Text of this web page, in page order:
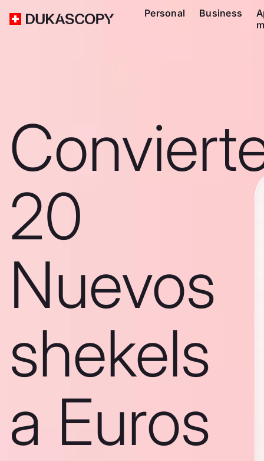
Personal Business
20
Nuevos
shekels
a Euros